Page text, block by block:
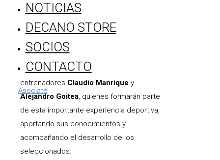
NOTICIAS
DECANO STORE
SOCIOS
CONTACTO
Asociate
Selecciones Sur vs. Norte
reconocimiento al trabajo, el compromiso y
el crecimiento que vienen demostrando
dentro y fuera de la cancha.
La convocatoria también alcanza a los
entrenadores Claudio Manrique y
Alejandro Goitea, quienes formarán parte
de esta importante experiencia deportiva,
aportando sus conocimientos y
acompañando el desarrollo de los
seleccionados.